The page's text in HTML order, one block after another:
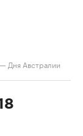
Дня Австралии